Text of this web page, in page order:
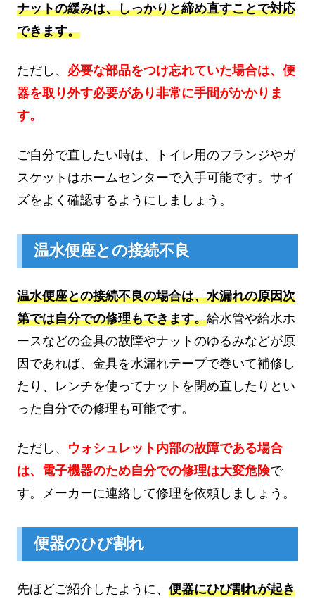
ナットの緩みは、しっかりと締め直すことで対応
できます。
ただし、 必要な部品をつけ忘れていた場合は、便
器を取り外す必要があり非常に手間がかかりま
す。
ご自分で直したい時は、トイレ用のフランジやガ
スケットはホームセンターで入手可能です。サイ
ズをよく確認するようにしましょう。
温水便座との接続不良
温水便座との接続不良の場合は、水漏れの原因次
第では自分での修理もできます。給水管や給水ホ
ースなどの金具の故障やナットのゆるみなどが原
因であれば、金具を水漏れテープで巻いて補修し
たり、レンチを使ってナットを閉め直したりとい
った自分での修理も可能です。
ただし、 ウォシュレット内部の故障である場合
は、電子機器のため自分での修理は大変危険で
す。メーカーに連絡して修理を依頼しましょう。
便器のひび割れ
先ほどご紹介したように、 便器にひび割れが起き